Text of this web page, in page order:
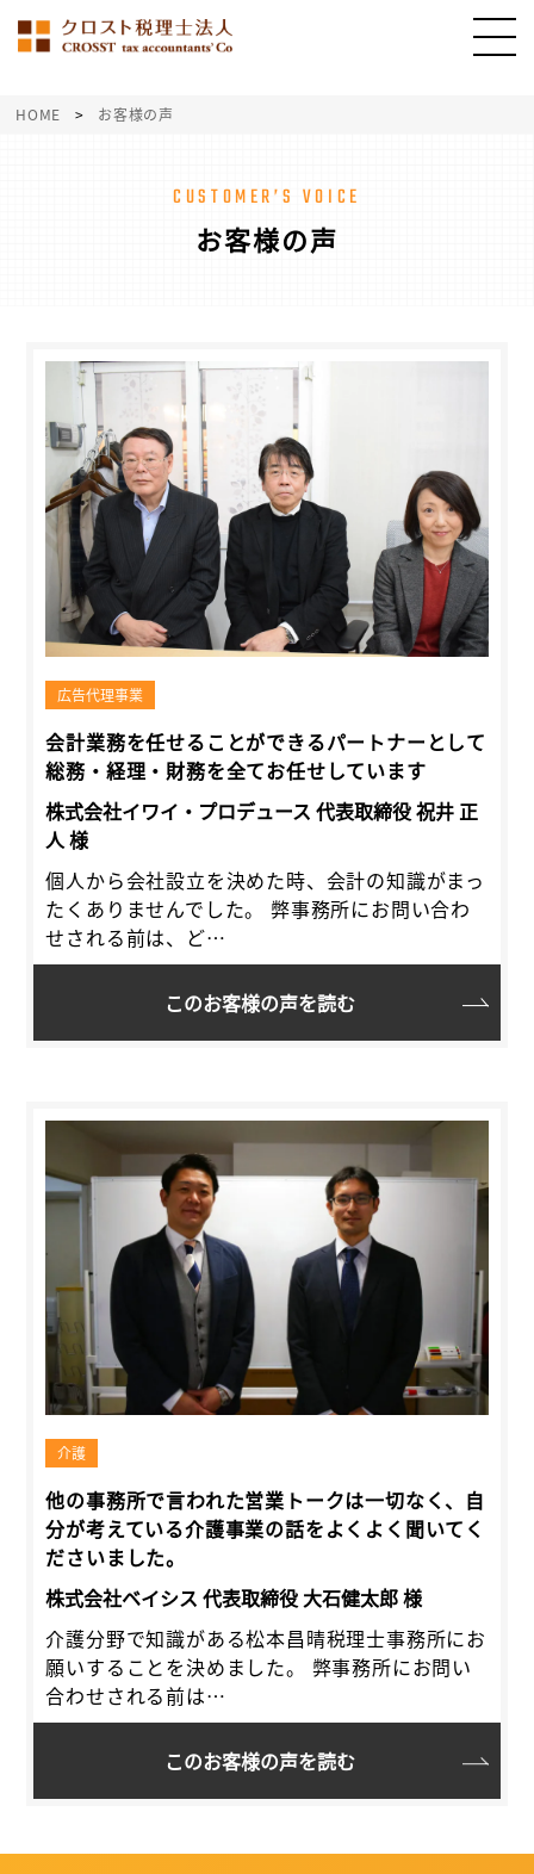
HOME > お客様の声
CUSTOMER’S VOICE
お客様の声
広告代理事業
会計業務を任せることができるパートナーとして
総務・経理・財務を全てお任せしています
株式会社イワイ・プロデュース 代表取締役 祝井 正
人 様
個人から会社設立を決めた時、会計の知識がまっ
たくありませんでした。 弊事務所にお問い合わ
せされる前は、ど…
このお客様の声を読む
介護
他の事務所で言われた営業トークは一切なく、自
分が考えている介護事業の話をよくよく聞いてく
ださいました。
株式会社ベイシス 代表取締役 大石健太郎 様
介護分野で知識がある松本昌晴税理士事務所にお
願いすることを決めました。 弊事務所にお問い
合わせされる前は…
このお客様の声を読む